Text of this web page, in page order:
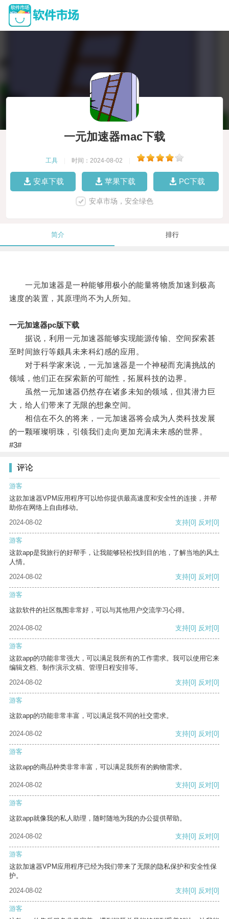
一元加速器mac下载
工具 时间：2024-08-02
安卓下载 苹果下载 PC下载
安卓市场，安全绿色
简介 排行
一元加速器是一种能够用极小的能量将物质加速到极高
速度的装置，其原理尚不为人所知。
一元加速器pc版下载
据说，利用一元加速器能够实现能源传输、空间探索甚
至时间旅行等颇具未来科幻感的应用。
对于科学家来说，一元加速器是一个神秘而充满挑战的
领域，他们正在探索新的可能性，拓展科技的边界。
虽然一元加速器仍然存在诸多未知的领域，但其潜力巨
大，给人们带来了无限的想象空间。
相信在不久的将来，一元加速器将会成为人类科技发展
的一颗璀璨明珠，引领我们走向更加充满未来感的世界。
#3#
评论
游客
这款加速器VPM应用程序可以给你提供最高速度和安全性的连接，并帮
助你在网络上自由移动。
2024-08-02
支持[0] 反对[0]
游客
这款app是我旅行的好帮手，让我能够轻松找到目的地，了解当地的风土
人情。
2024-08-02
支持[0] 反对[0]
游客
这款软件的社区氛围非常好，可以与其他用户交流学习心得。
2024-08-02 支持[0] 反对[0]
游客
这款app的功能非常强大，可以满足我所有的工作需求。我可以使用它来
编辑文档、制作演示文稿、管理日程安排等。
2024-08-02
支持[0] 反对[0]
游客
这款app的功能非常丰富，可以满足我不同的社交需求。
2024-08-02 支持[0] 反对[0]
游客
这款app的商品种类非常丰富，可以满足我所有的购物需求。
2024-08-02 支持[0] 反对[0]
游客
这款app就像我的私人助理，随时随地为我的办公提供帮助。
2024-08-02 支持[0] 反对[0]
游客
这款加速器VPM应用程序已经为我们带来了无限的隐私保护和安全性保
护。
2024-08-02
支持[0] 反对[0]
游客